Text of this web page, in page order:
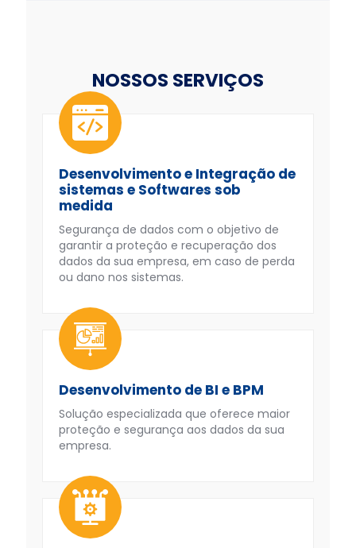
NOSSOS SERVIÇOS
Desenvolvimento e Integração de
sistemas e Softwares sob
medida
Segurança de dados com o objetivo de
garantir a proteção e recuperação dos
dados da sua empresa, em caso de perda
ou dano nos sistemas.
Desenvolvimento de BI e BPM
Solução especializada que oferece maior
proteção e segurança aos dados da sua
empresa.